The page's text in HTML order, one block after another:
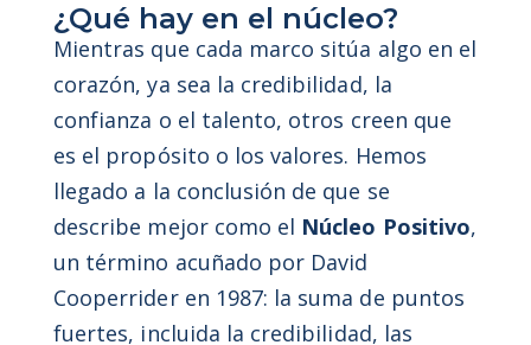
¿Qué hay en el núcleo?
Mientras que cada marco sitúa algo en el
corazón, ya sea la credibilidad, la
confianza o el talento, otros creen que
es el propósito o los valores. Hemos
llegado a la conclusión de que se
describe mejor como el Núcleo Positivo,
un término acuñado por David
Cooperrider en 1987: la suma de puntos
fuertes, incluida la credibilidad, las